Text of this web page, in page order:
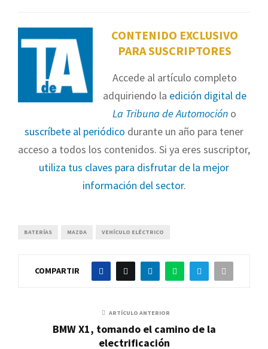
CONTENIDO EXCLUSIVO
PARA SUSCRIPTORES
Accede al artículo completo
adquiriendo la edición digital de
La Tribuna de Automoción o
suscríbete al periódico durante un año para tener
acceso a todos los contenidos. Si ya eres suscriptor,
utiliza tus claves para disfrutar de la mejor
información del sector.
BATERÍAS MAZDA VEHÍCULO ELÉCTRICO
COMPARTIR
ARTÍCULO ANTERIOR
BMW X1, tomando el camino de la
electrificación